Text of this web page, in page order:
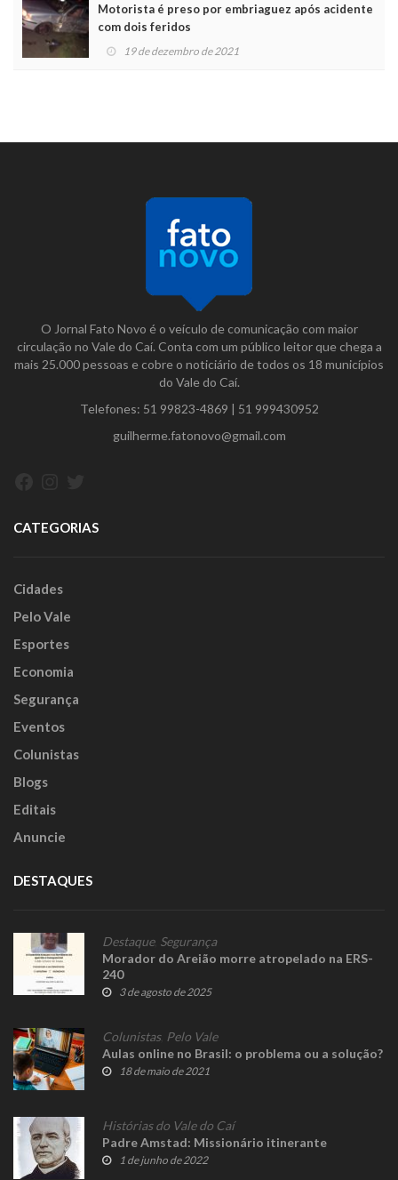
Motorista é preso por embriaguez após acidente
com dois feridos
19 de dezembro de 2021
O Jornal Fato Novo é o veículo de comunicação com maior
circulação no Vale do Caí. Conta com um público leitor que chega a
mais 25.000 pessoas e cobre o noticiário de todos os 18 municípios
do Vale do Caí.
Telefones: 51 99823-4869 | 51 999430952
guilherme.fatonovo@gmail.com
CATEGORIAS
Cidades
Pelo Vale
Esportes
Economia
Segurança
Eventos
Colunistas
Blogs
Editais
Anuncie
DESTAQUES
Destaque, Segurança
Morador do Areião morre atropelado na ERS-
240
3 de agosto de 2025
Colunistas, Pelo Vale
Aulas online no Brasil: o problema ou a solução?
18 de maio de 2021
Histórias do Vale do Caí
Padre Amstad: Missionário itinerante
1 de junho de 2022